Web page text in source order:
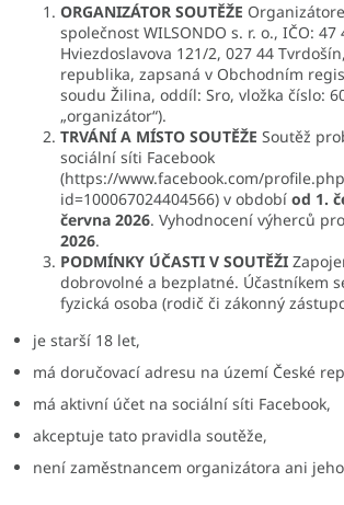
ORGANIZÁTOR SOUTĚŽE
společnost WILSONDO s. r. o., IČO: 47
Hviezdoslavova 121/2, 027 44
republika, zapsaná v Obchodním
soudu Žilina, oddíl: Sro, vložka číslo:
„organizátor“).
TRVÁNÍ A MÍSTO SOUTĚŽE Soutěž
sociální síti Facebook
(https://www.facebook.com/
id=100067024404566) v období od 1.
června 2026. Vyhodnocení výherců
2026.
PODMÍNKY ÚČASTI V SOUTĚŽI
dobrovolné a bezplatné. Účastníkem
fyzická osoba (rodič či zákonný
je starší 18 let,
má doručovací adresu na území České
má aktivní účet na sociální síti Facebook,
akceptuje tato pravidla soutěže,
není zaměstnancem organizátora ani